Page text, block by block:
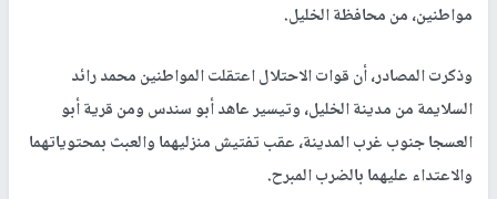
مواطنين، من محافظة الخليل.
وذكرت المصادر، أن قوات الاحتلال اعتقلت المواطنين محمد رائد
السلايمة من مدينة الخليل، وتيسير عاهد أبو سندس ومن قرية أبو
العسجا جنوب غرب المدينة، عقب تفتيش منزليهما والعبث بمحتوياتهما
والاعتداء عليهما بالضرب المبرح.